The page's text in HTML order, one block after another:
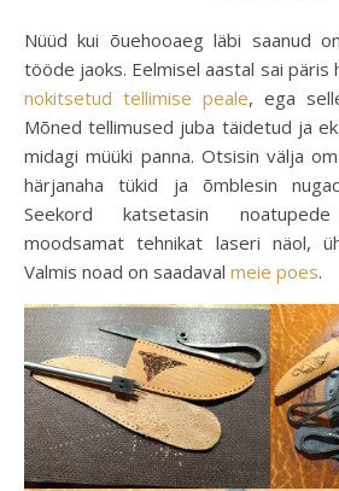
Nüüd kui õuehooaeg läbi saanud on aega veidi tubaste
tööde jaoks. Eelmisel aastal sai päris
nokitsetud tellimise peale, ega
Mõned tellimused juba täidetud ja
midagi müüki panna. Otsisin välja
härjanaha tükid ja õmblesin
Seekord katsetasin
moodsamat tehnikat laseri näol,
Valmis noad on saadaval meie poes.